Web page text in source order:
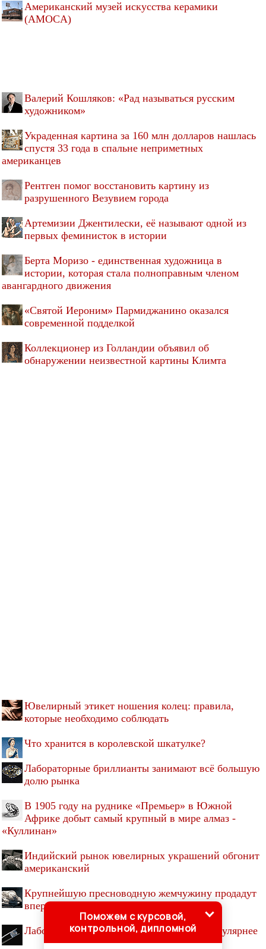
Американский музей искусства керамики
(AMOCA)
Валерий Кошляков: «Рад называться русским
художником»
Украденная картина за 160 млн долларов нашлась
спустя 33 года в спальне неприметных
американцев
Рентген помог восстановить картину из
разрушенного Везувием города
Артемизии Джентилески, её называют одной из
первых феминисток в истории
Берта Моризо - единственная художница в
истории, которая стала полноправным членом
авангардного движения
«Святой Иероним» Пармиджанино оказался
современной подделкой
Коллекционер из Голландии объявил об
обнаружении неизвестной картины Климта
Ювелирный этикет ношения колец: правила,
которые необходимо соблюдать
Что хранится в королевской шкатулке?
Лабораторные бриллианты занимают всё большую
долю рынка
В 1905 году на руднике «Премьер» в Южной
Африке добыт самый крупный в мире алмаз -
«Куллинан»
Индийский рынок ювелирных украшений обгонит
американский
Крупнейшую пресноводную жемчужину продадут
впервые за 240 лет
Лабораторные бриллианты становятся популярнее
Поможем с курсовой,
контрольной, дипломной